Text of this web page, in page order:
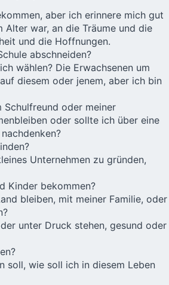
aber ich erinnere mich gut
Alter war, an die Träume und die
und die Hoffnungen.
abschneiden?
wählen? Die Erwachsenen um
diesem oder jenem, aber ich bin
Schulfreund oder meiner
oder sollte ich über eine
Unternehmen zu gründen,
Kinder bekommen?
bleiben, mit meiner Familie, oder
unter Druck stehen, gesund oder
soll, wie soll ich in diesem Leben